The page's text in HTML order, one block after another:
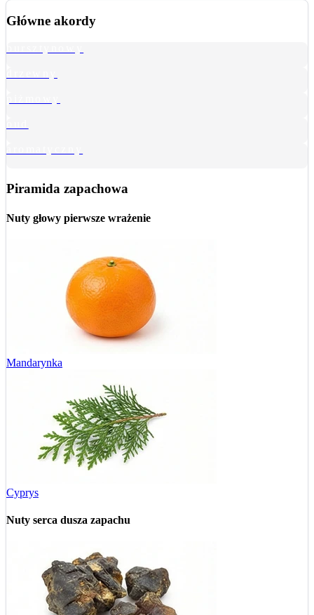
Główne akordy
Piramida zapachowa
Nuty głowy pierwsze wrażenie
Mandarynka
Cyprys
Nuty serca dusza zapachu